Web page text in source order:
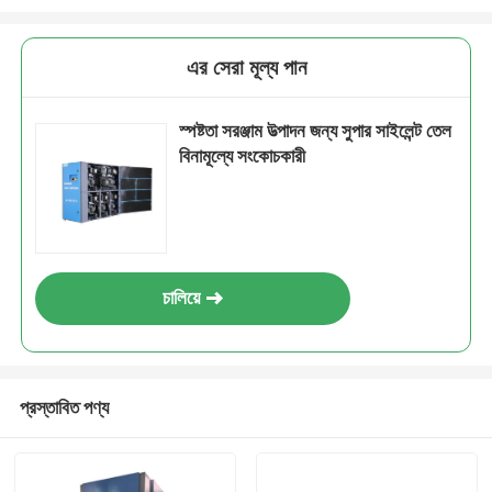
এর সেরা মূল্য পান
স্পষ্টতা সরঞ্জাম উত্পাদন জন্য সুপার সাইলেন্ট তেল
বিনামূল্যে সংকোচকারী
চালিয়ে
প্রস্তাবিত পণ্য